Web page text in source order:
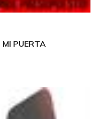
PUERTA